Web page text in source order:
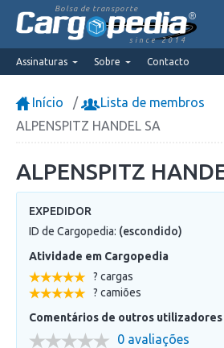
Bolsa de transporte
since 2014
Assinaturas Sobre Contacto
Início
Lista de membros
ALPENSPITZ HANDEL SA
ALPENSPITZ
EXPEDIDOR
ID de Cargopedia: (escondido)
Atividade em Cargopedia
? cargas
? camiões
Comentários de outros utilizadores
0 avaliações